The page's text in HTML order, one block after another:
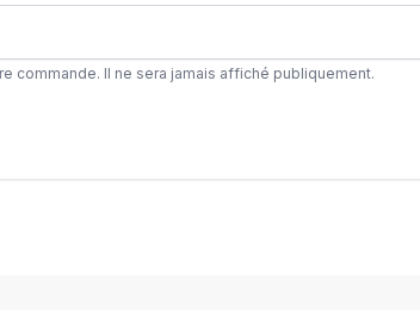
commande. Il ne sera jamais affiché publiquement.